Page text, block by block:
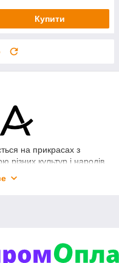
Купити
на прикрасах з
культур і народів.
реалізовані в
Наші партнери - це